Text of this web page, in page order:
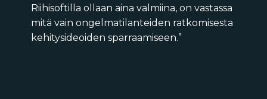
Riihisoftilla ollaan aina valmiina, on vastassa
mitä vain ongelmatilanteiden ratkomisesta
kehitysideoiden sparraamiseen.”